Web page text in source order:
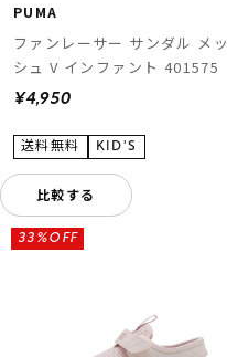
PUMA
ファンレーサー サンダル メッ
シュ V インファント 401575
¥4,950
比較する
33%OFF